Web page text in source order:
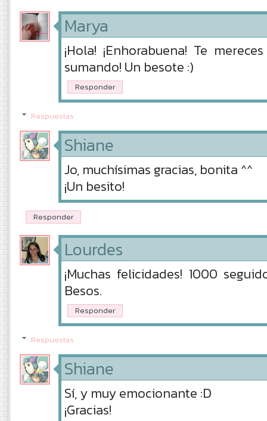
Marya
¡Hola! ¡Enhorabuena! Te
sumando! Un besote :)
Responder
Respuestas
Shiane
Jo, muchísimas gracias, bonita ^^
¡Un besito!
Responder
Lourdes
¡Muchas felicidades! 1000
Besos.
Responder
Respuestas
Shiane
Sí, y muy emocionante :D
¡Gracias!